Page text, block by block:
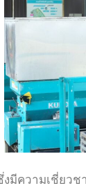
มีความเชี่ยว